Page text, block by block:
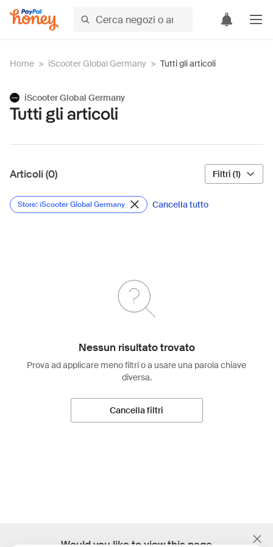
Home > iScooter Global Germany > Tutti gli articoli
iScooter Global Germany
Tutti gli articoli
Articoli (0) Filtri (1)
Store: iScooter Global Germany Cancella tutto
Nessun risultato trovato
Prova ad applicare meno filtri o a usare una parola chiave
diversa.
Cancella filtri